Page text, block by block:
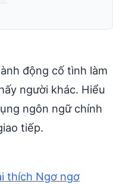
động cố tình làm
người khác. Hiểu
ngôn ngữ chính
tiếp.
thích Ngơ ngơ